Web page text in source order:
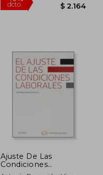
Ajuste De Las
Condiciones
Laborales, El